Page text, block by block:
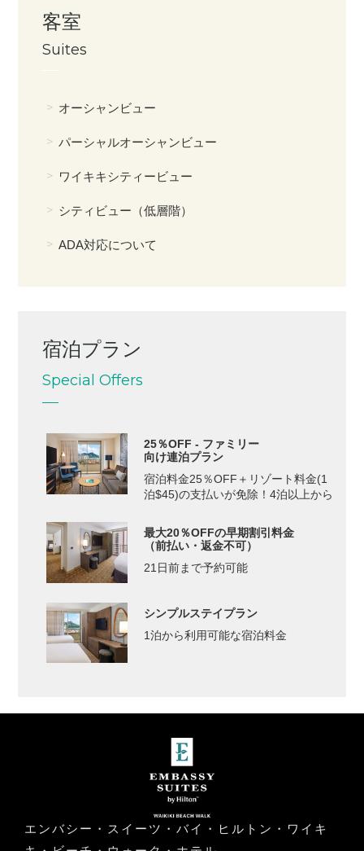
客室
Suites
オーシャンビュー
パーシャルオーシャンビュー
ワイキキシティービュー
シティビュー（低層階）
ADA対応について
宿泊プラン
Special Offers
25％OFF - ファミリー
向け連泊プラン
宿泊料金25％OFF＋リゾート料金(1
泊$45)の支払いが免除！4泊以上から
最大20％OFFの早期割引料金
（前払い・返金不可）
21日前まで予約可能
シンプルステイプラン
1泊から利用可能な宿泊料金
エンバシー・スイーツ・バイ・ヒルトン・ワイキ